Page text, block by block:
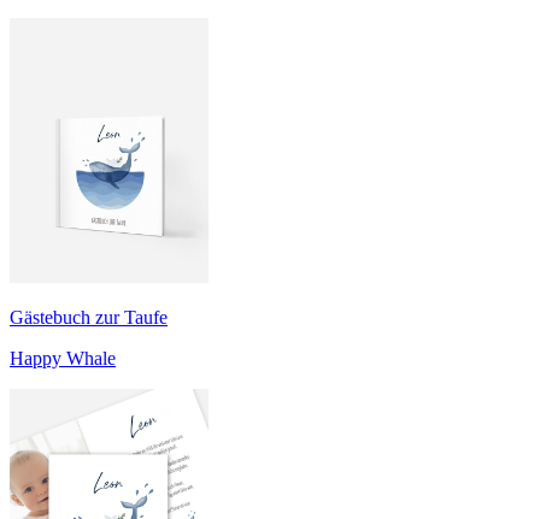
Gästebuch zur Taufe
Happy Whale